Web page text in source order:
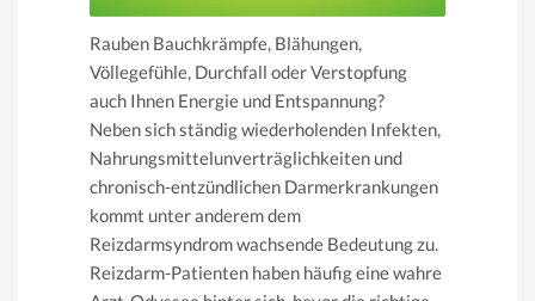
Rauben Bauchkrämpfe, Blähungen,
Völlegefühle, Durchfall oder Verstopfung
auch Ihnen Energie und Entspannung?
Neben sich ständig wiederholenden Infekten,
Nahrungsmittelunverträglichkeiten und
chronisch-entzündlichen Darmerkrankungen
kommt unter anderem dem
Reizdarmsyndrom wachsende Bedeutung zu.
Reizdarm-Patienten haben häufig eine wahre